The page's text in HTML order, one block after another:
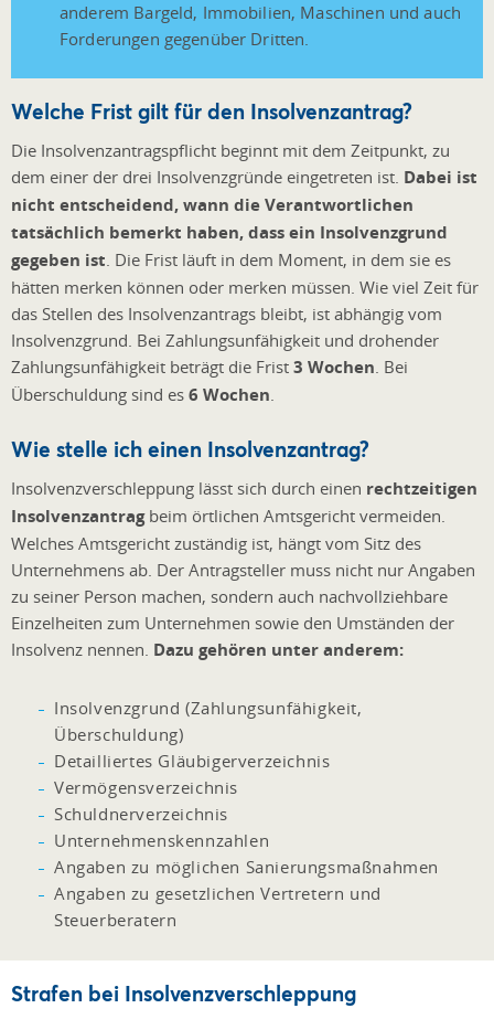
anderem Bargeld, Immobilien, Maschinen und auch
Forderungen gegenüber Dritten.
Welche Frist gilt für den Insolvenzantrag?
Die Insolvenzantragspflicht beginnt mit dem Zeitpunkt, zu
dem einer der drei Insolvenzgründe eingetreten ist. Dabei ist
nicht entscheidend, wann die Verantwortlichen
tatsächlich bemerkt haben, dass ein Insolvenzgrund
gegeben ist. Die Frist läuft in dem Moment, in dem sie es
hätten merken können oder merken müssen. Wie viel Zeit für
das Stellen des Insolvenzantrags bleibt, ist abhängig vom
Insolvenzgrund. Bei Zahlungsunfähigkeit und drohender
Zahlungsunfähigkeit beträgt die Frist 3 Wochen. Bei
Überschuldung sind es 6 Wochen.
Wie stelle ich einen Insolvenzantrag?
Insolvenzverschleppung lässt sich durch einen rechtzeitigen
Insolvenzantragbeim örtlichen Amtsgericht vermeiden.
Welches Amtsgericht zuständig ist, hängt vom Sitz des
Unternehmens ab. Der Antragsteller muss nicht nur Angaben
zu seiner Person machen, sondern auch nachvollziehbare
Einzelheiten zum Unternehmen sowie den Umständen der
Insolvenz nennen. Dazu gehören unter anderem:
Insolvenzgrund (Zahlungsunfähigkeit,
Überschuldung)
Detailliertes Gläubigerverzeichnis
Vermögensverzeichnis
Schuldnerverzeichnis
Unternehmenskennzahlen
Angaben zu möglichen Sanierungsmaßnahmen
Angaben zu gesetzlichen Vertretern und
Steuerberatern
Strafen bei Insolvenzverschleppung